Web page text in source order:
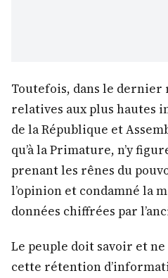
Toutefois, dans le dernier
relatives aux plus hautes
de la République et
qu’à la Primature, n’y
prenant les rênes du
l’opinion et condamné la
données chiffrées par
Le peuple doit savoir et
cette rétention